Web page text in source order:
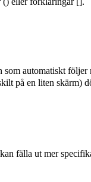
som automatiskt
på en liten
fälla ut mer